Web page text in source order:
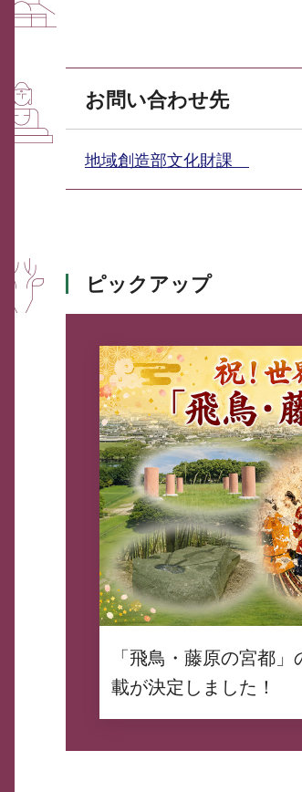
お問い合わせ先
地域創造部文化財課
ピックアップ
「飛鳥・藤原の宮都
載が決定しました！